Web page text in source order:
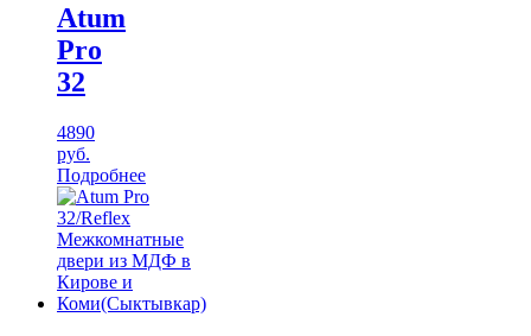
Atum
Pro
32
4890
руб.
Подробнее